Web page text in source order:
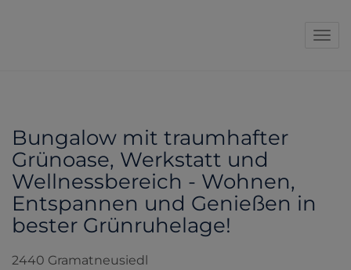
Bungalow mit traumhafter
Grünoase, Werkstatt und
Wellnessbereich - Wohnen,
Entspannen und Genießen in
bester Grünruhelage!
2440 Gramatneusiedl